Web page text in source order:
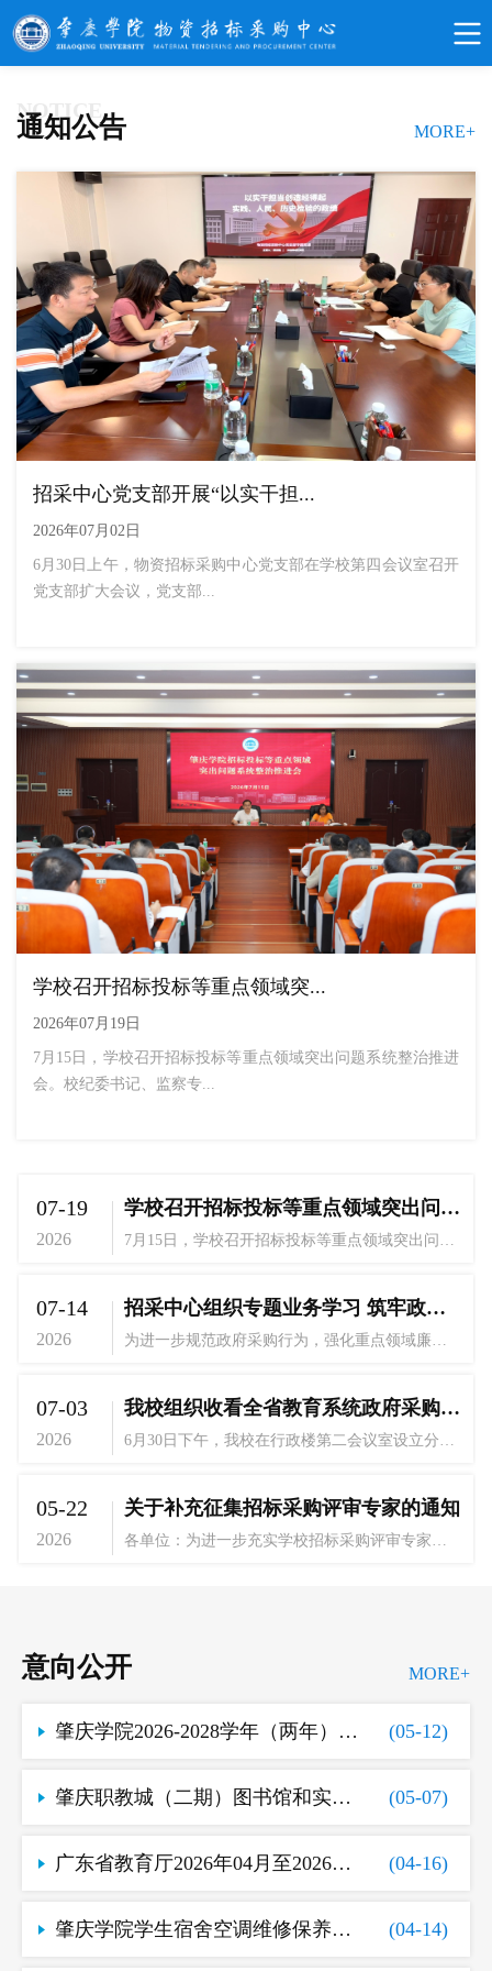
NOTICE
通知公告 MORE+
招采中心党支部开展“以实干担...
2026年07月02日
6月30日上午，物资招标采购中心党支部在学校第四会议室召开
党支部扩大会议，党支部...
学校召开招标投标等重点领域突...
2026年07月19日
7月15日，学校召开招标投标等重点领域突出问题系统整治推进
会。校纪委书记、监察专...
07-19
2026
学校召开招标投标等重点领域突出问题系统整治推进会
07-14
2026
招采中心组织专题业务学习 筑牢政府采购廉政防线
07-03
2026
我校组织收看全省教育系统政府采购政策宣讲会
05-22
2026
关于补充征集招标采购评审专家的通知
意向公开 MORE+
(05-12)
肇庆学院2026-2028学年（两年）教材政府采购意向
(05-07)
肇庆职教城（二期）图书馆和实训楼等家具
(04-16)
广东省教育厅2026年04月至2026年12月政府采购意向（肇庆学院序号51-63）
(04-14)
肇庆学院学生宿舍空调维修保养外包项目采购意向公开